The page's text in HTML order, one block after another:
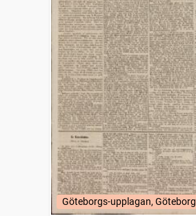
Göteborgs-upplagan, Göteborg